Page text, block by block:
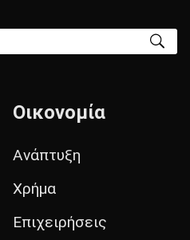
Οικονομία
Ανάπτυξη
Χρήμα
Επιχειρήσεις